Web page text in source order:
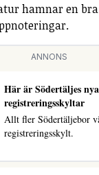
hamnar en
ANNONS
Här är Södertäljes
registreringsskyltar
Allt fler Södertäljebor
registreringsskylt.